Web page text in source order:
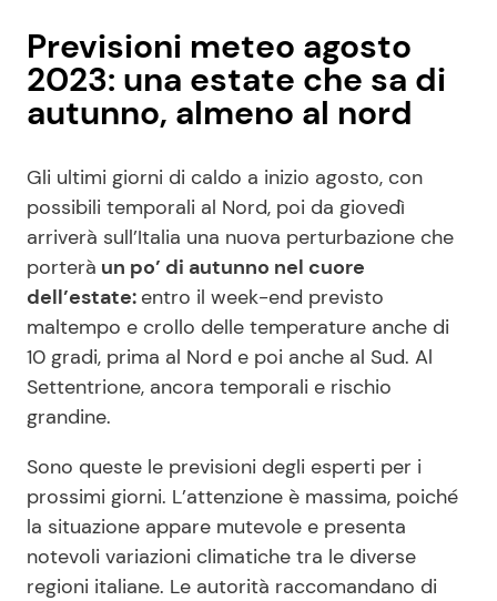
Previsioni meteo agosto
2023: una estate che sa di
autunno, almeno al nord
Gli ultimi giorni di caldo a inizio agosto, con
possibili temporali al Nord, poi da giovedì
arriverà sull’Italia una nuova perturbazione che
porterà un po’ di autunno nel cuore
dell’estate: entro il week-end previsto
maltempo e crollo delle temperature anche di
10 gradi, prima al Nord e poi anche al Sud. Al
Settentrione, ancora temporali e rischio
grandine.
Sono queste le previsioni degli esperti per i
prossimi giorni. L’attenzione è massima, poiché
la situazione appare mutevole e presenta
notevoli variazioni climatiche tra le diverse
regioni italiane. Le autorità raccomandano di